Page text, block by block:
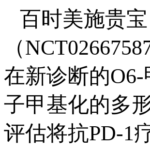
百时美施贵宝
（
在新诊断的
子甲基化的多
评估将抗PD-1